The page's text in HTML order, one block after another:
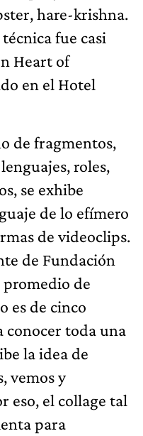
hare-krishna.
fue casi
Heart of
en el Hotel
de fragmentos,
roles,
se exhibe
de lo efímero
de videoclips.
de Fundación
promedio de
es de cinco
conocer toda una
la idea de
vemos y
eso, el collage tal
para